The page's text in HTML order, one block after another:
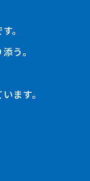
。
う。
ます。